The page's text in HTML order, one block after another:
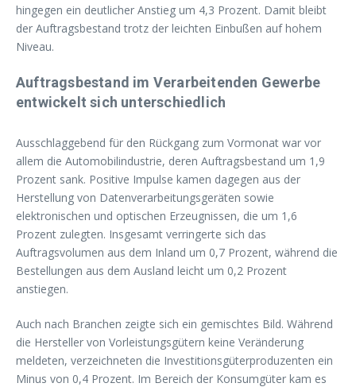
hingegen ein deutlicher Anstieg um 4,3 Prozent. Damit bleibt
der Auftragsbestand trotz der leichten Einbußen auf hohem
Niveau.
Auftragsbestand im Verarbeitenden Gewerbe
entwickelt sich unterschiedlich
Ausschlaggebend für den Rückgang zum Vormonat war vor
allem die Automobilindustrie, deren Auftragsbestand um 1,9
Prozent sank. Positive Impulse kamen dagegen aus der
Herstellung von Datenverarbeitungsgeräten sowie
elektronischen und optischen Erzeugnissen, die um 1,6
Prozent zulegten. Insgesamt verringerte sich das
Auftragsvolumen aus dem Inland um 0,7 Prozent, während die
Bestellungen aus dem Ausland leicht um 0,2 Prozent
anstiegen.
Auch nach Branchen zeigte sich ein gemischtes Bild. Während
die Hersteller von Vorleistungsgütern keine Veränderung
meldeten, verzeichneten die Investitionsgüterproduzenten ein
Minus von 0,4 Prozent. Im Bereich der Konsumgüter kam es